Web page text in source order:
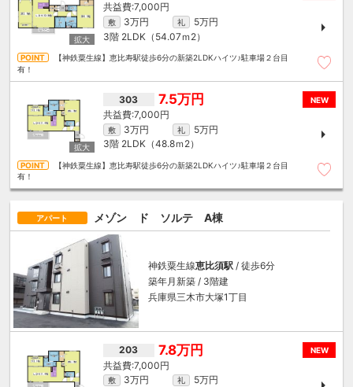
7,000円
敷 3万円 礼
5万円
3階 2LDK（54.07ｍ 2）
【神鉄粟生線】恵比寿駅徒歩6分の新築2LDKハイツ♪駐車場２台目
有！
NEW
303 7.5万円
7,000円
敷 3万円 礼
5万円
3階 2LDK（48.8ｍ 2）
【神鉄粟生線】恵比寿駅徒歩6分の新築2LDKハイツ♪駐車場２台目
有！
アパート メゾン ド ソルテ A棟
神鉄粟生線恵比須駅 / 徒歩6分
築年月新築 / 3階建
兵庫県三木市大塚1丁目
NEW
203 7.8万円
7,000円
敷 3万円 礼
5万円